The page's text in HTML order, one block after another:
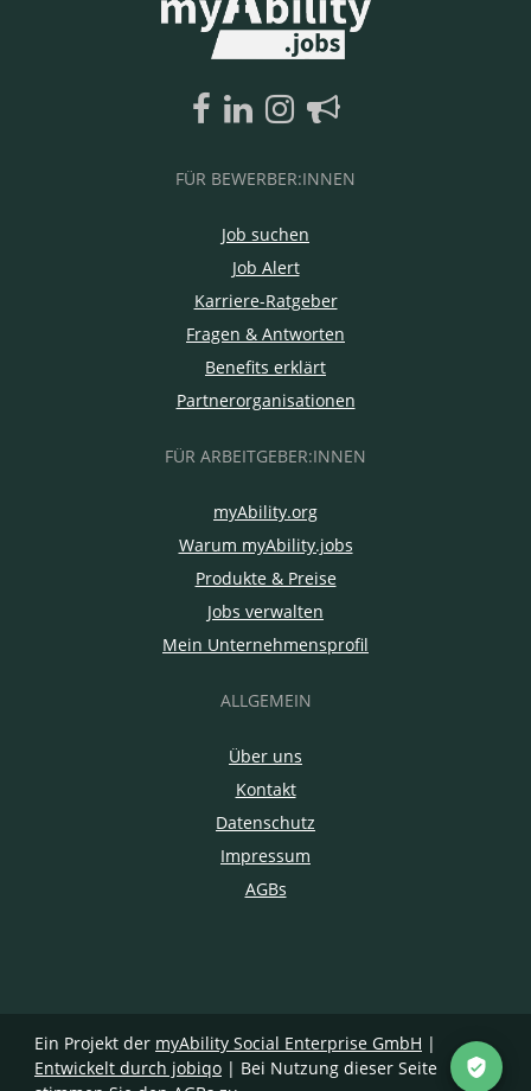
FÜR BEWERBER:INNEN
Job suchen
Job Alert
Karriere-Ratgeber
Fragen & Antworten
Benefits erklärt
Partnerorganisationen
FÜR ARBEITGEBER:INNEN
myAbility.org
Warum myAbility.jobs
Produkte & Preise
Jobs verwalten
Mein Unternehmensprofil
ALLGEMEIN
Über uns
Kontakt
Datenschutz
Impressum
AGBs
Ein Projekt der myAbility Social Enterprise GmbH |
Entwickelt durch jobiqo | Bei Nutzung dieser Seite